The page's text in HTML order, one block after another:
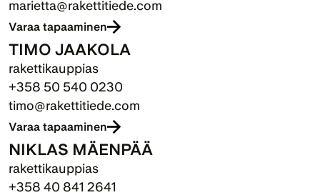
marietta@rakettitiede.com
Varaa tapaaminen
TIMO JAAKOLA
rakettikauppias
+358 50 540 0230
timo@rakettitiede.com
Varaa tapaaminen
NIKLAS MÄENPÄÄ
rakettikauppias
+358 40 841 2641